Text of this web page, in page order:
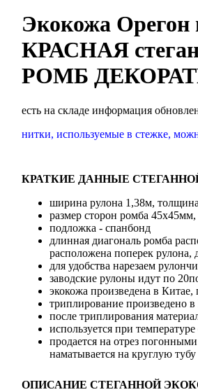
Экокожа Орегон
КРАСНАЯ
РОМБ
есть на складе информация
нитки, используемые в стежке,
КРАТКИЕ ДАННЫЕ
ширина рулона 1,38м,
размер сторон ромба
подложка - спанбонд
длинная диагональ ромба
расположена поперек рулона,
для удобства нарезаем
заводские рулоны идут по
экокожа произведена в
триплирование произведено
после триплирования
используется при
продается на отрез
наматывается на круглую
ОПИСАНИЕ СТЕГАННОЙ